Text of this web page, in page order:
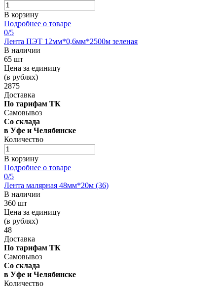
В корзину
Подробнее о товаре
0/5
Лента ПЭТ 12мм*0,6мм*2500м зеленая
В наличии
65 шт
Цена за единицу
(в рублях)
2875
Доставка
По тарифам ТК
Самовывоз
Со склада
в Уфе и Челябинске
Количество
В корзину
Подробнее о товаре
0/5
Лента малярная 48мм*20м (36)
В наличии
360 шт
Цена за единицу
(в рублях)
48
Доставка
По тарифам ТК
Самовывоз
Со склада
в Уфе и Челябинске
Количество